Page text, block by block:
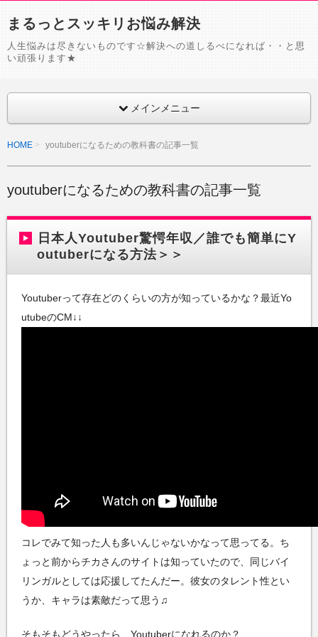
まるっとスッキリお悩み解決
人生悩みは尽きないものです☆解決への道しるべになれば・・と思
い頑張ります★
メインメニュー
HOME youtuberになるための教科書の記事一覧
youtuberになるための教科書の記事一覧
日本人Youtuber驚愕年収／誰でも簡単にY
outuberになる方法＞＞
Youtuberって存在どのくらいの方が知っているかな？最近Yo
utubeのCM↓↓
コレでみて知った人も多いんじゃないかなって思ってる。ち
ょっと前からチカさんのサイトは知っていたので、同じバイ
リンガルとしては応援してたんだー。彼女のタレント性とい
うか、キャラは素敵だって思う♫
そもそもどうやったら、Youtuberになれるのか？